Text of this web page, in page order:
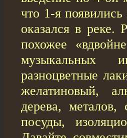
что 1-я
оказался в реке.
похожее
музыкальных
разноцветные
желатиновый,
дерева,
посуды,